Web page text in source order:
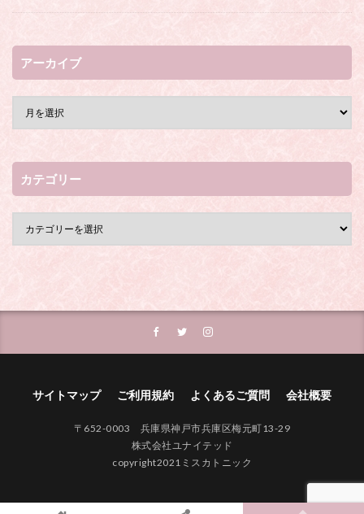
アーカイブ
カテゴリー
サイトマップ ご利用規約 よくあるご質問 会社概要
〒652-0003 兵庫県神戸市兵庫区梅元町13-29
株式会社ユナイテッド
copyright2021ミスカトニック